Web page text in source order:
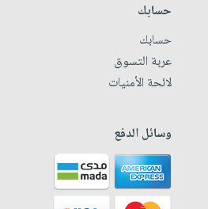
حسابك
حسابك
عربة التسوق
لائحة الأمنيات
وسائل الدفع